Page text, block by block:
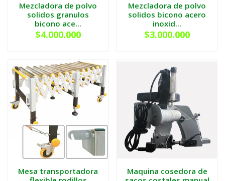
Mezcladora de polvo
solidos granulos
bicono ace...
$4.000.000
Mezcladora de polvo
solidos bicono acero
inoxid...
$3.000.000
Mesa transportadora
Maquina cosedora de